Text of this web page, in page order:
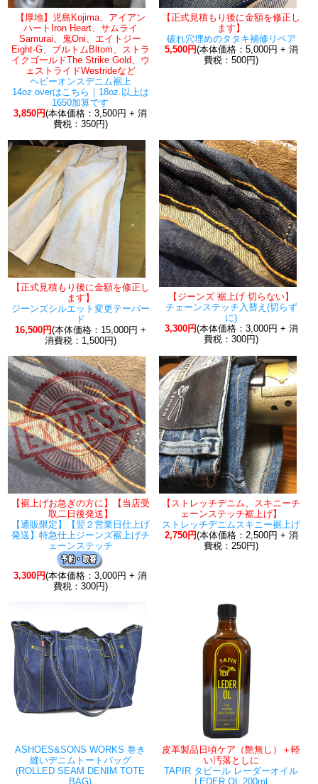
【厚地】児島Kojima、アイアン
ハートIron Heart、サムライ
Samurai、鬼Oni、エイトジー
Eight-G、ブルトムBltom、ストラ
イクゴールドThe Strike Gold、ウ
ェストライドWestrideなど
ヘビーオンスデニム裾上
14oz.overはこちら｜18oz.以上は
1650加算です
3,850円(本体価格：3,500円 + 消
費税：350円)
【正式見積もり後に金額を修正し
ます】
破れ穴埋めのタタキ補修リペア
5,500円(本体価格：5,000円 + 消
費税：500円)
【正式見積もり後に金額を修正し
ます】
ジーンズシルエット変更テーパー
ド
16,500円(本体価格：15,000円 +
消費税：1,500円)
【ジーンズ 裾上げ 切らない】
チェーンステッチ入替え(切らず
に)
3,300円(本体価格：3,000円 + 消
費税：300円)
【裾上げお急ぎの方に】【当店受
取二日後発送】
【通販限定】【翌２営業日仕上げ
発送】特急仕上ジーンズ裾上げチ
ェーンステッチ
3,300円(本体価格：3,000円 + 消
費税：300円)
【ストレッチデニム、スキニーチ
ェーンステッチ裾上げ】
ストレッチデニムスキニー裾上げ
2,750円(本体価格：2,500円 + 消
費税：250円)
ASHOES&SONS WORKS 巻き
縫いデニムトートバッグ
(ROLLED SEAM DENIM TOTE
BAG)
皮革製品日頃ケア（艶無し）＋軽
い汚落としに
TAPIR タピール レーダーオイル
LEDER OL 200ml